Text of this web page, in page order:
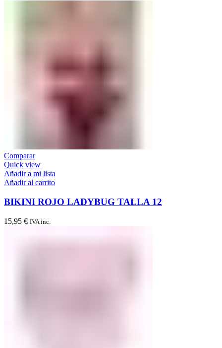
Comparar
Quick view
Añadir a mi lista
Añadir al carrito
BIKINI ROJO LADYBUG TALLA 12
15,95 € IVA inc.